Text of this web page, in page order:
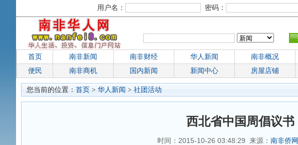
用户名： 密码：
首页 南非新闻 南非财经 华人新闻 南非概况
便民
南非商机 国内新闻 新闻中心 房屋店铺
您当前的位置： 首页 > 华人新闻 > 社团活动
西北省中国周倡议书
时间：2015-10-26 03:48:29 来源： 南非侨网